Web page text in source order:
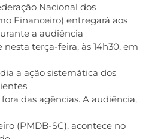
Nacional dos
Financeiro) entregará aos
a audiência
terça-feira, às 14h30, em
a ação sistemática dos
das agências. A audiência,
(PMDB-SC), acontece no